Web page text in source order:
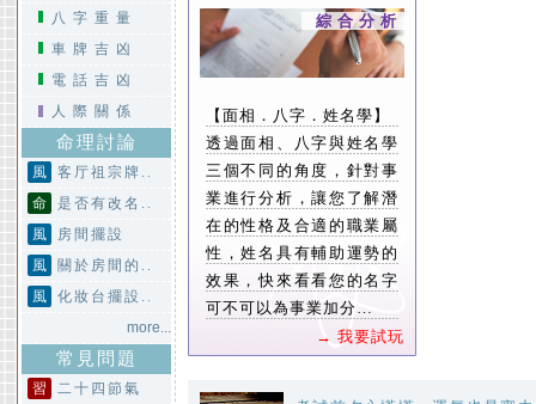
八字重量
車牌吉凶
電話吉凶
人際關係
命理討論
風
客厅祖宗牌..
命
是否有改名..
風
房間擺設
風
關於房間的..
風
化妝台擺設..
more...
常見問題
習
二十四節氣
綜合分析
【面相．八字．姓名學】
透過面相、八字與姓名學
三個不同的角度，針對事
業進行分析，讓您了解潛
在的性格及合適的職業屬
性，姓名具有輔助運勢的
效果，快來看看您的名字
可不可以為事業加分…
→ 我要試玩